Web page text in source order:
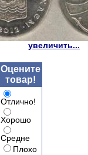
увеличить...
Оцените
товар!
Отлично!
Хорошо
Средне
Плохо